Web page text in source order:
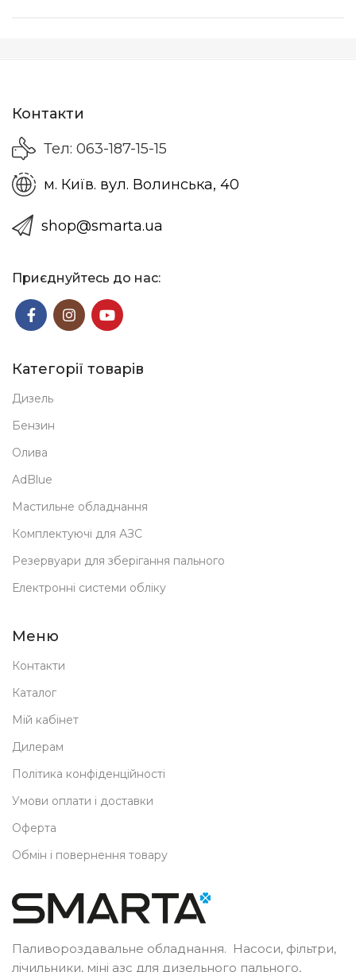
Контакти
Тел: 063-187-15-15
м. Київ. вул. Волинська, 40
shop@smarta.ua
Приєднуйтесь до нас:
Категорії товарів
Дизель
Бензин
Олива
AdBlue
Мастильне обладнання
Комплектуючі для АЗС
Резервуари для зберігання пального
Електронні системи обліку
Меню
Контакти
Каталог
Мій кабінет
Дилерам
Політика конфіденційності
Умови оплати і доставки
Оферта
Обмін і повернення товару
Паливороздавальне обладнання. Насоси, фільтри,
лічильники, міні азс для дизельного пального,